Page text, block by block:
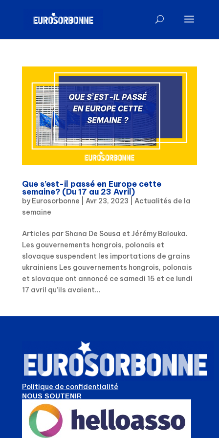
Que s’est-il passé en Europe cette
semaine? (Du 17 au 23 Avril)
by Eurosorbonne Avr 23, 2023
Actualités de la
semaine
Articles par Shana De Sousa et Jérémy Balouka.
Les gouvernements hongrois, polonais et
slovaque suspendent les importations de grains
ukrainiens Les gouvernements hongrois, polonais
et slovaque ont annoncé ce samedi 15 et ce lundi
17 avril qu’ils avaient...
Politique de confidentialité
NOUS SOUTENIR